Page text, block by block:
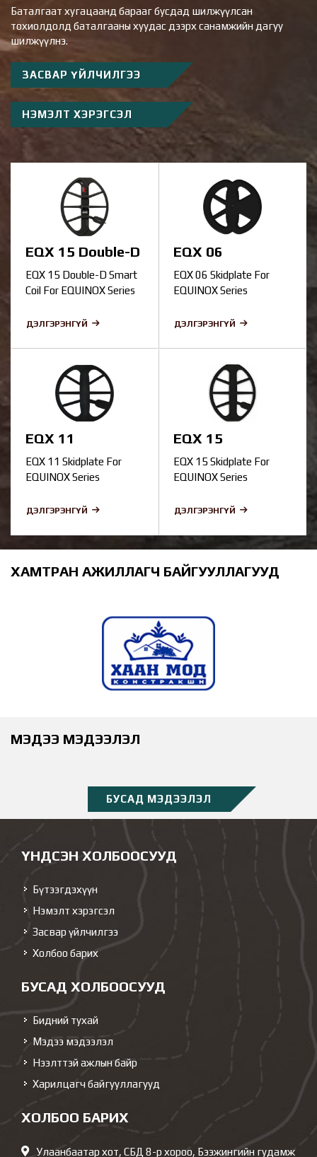
Баталгаат хугацаанд барааг бусдад шилжүүлсан
тохиолдолд баталгааны хуудас дээрх санамжийн дагуу
шилжүүлнэ.
ЗАСВАР ҮЙЛЧИЛГЭЭ
НЭМЭЛТ ХЭРЭГСЭЛ
EQX 15 Double-D
Smart Coil
EQX 15 Double-D Smart
Coil For EQUINOX Series
ДЭЛГЭРЭНГҮЙ
EQX 06
Skidplate
EQX 06 Skidplate For
EQUINOX Series
ДЭЛГЭРЭНГҮЙ
EQX 11
Skidplate
EQX 11 Skidplate For
EQUINOX Series
ДЭЛГЭРЭНГҮЙ
EQX 15
Skidplate
EQX 15 Skidplate For
EQUINOX Series
ДЭЛГЭРЭНГҮЙ
ХАМТРАН АЖИЛЛАГЧ БАЙГУУЛЛАГУУД
МЭДЭЭ МЭДЭЭЛЭЛ
БУСАД МЭДЭЭЛЭЛ
ҮНДСЭН ХОЛБООСУУД
Бүтээгдэхүүн
Нэмэлт хэрэгсэл
Засвар үйлчилгээ
Холбоо барих
БУСАД ХОЛБООСУУД
Бидний тухай
Мэдээ мэдээлэл
Нээлттэй ажлын байр
Харилцагч байгууллагууд
ХОЛБОО БАРИХ
Улаанбаатар хот, СБД 8-р хороо, Бээжингийн гудамж